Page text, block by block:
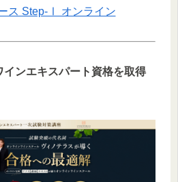
ス Step-Ⅰ オンライン
インエキスパート資格を取得